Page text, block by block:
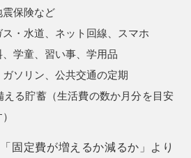
保険など
ス・水道、ネット回線、スマホ
、学童、習い事、学用品
ソリン、公共交通の定期
える貯蓄（生活費の数か月分を目安
固定費が増えるか減るか」より